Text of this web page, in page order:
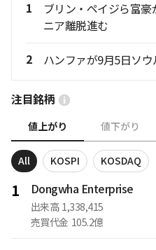
1
ブリン・ペイジら富
ニア離脱進む
2 ハンファが9月5日ソ
注目銘柄
値上がり 値下がり
All KOSPI KOSDAQ
1 Dongwha Enterprise
出来高 1,338,415
売買代金 105.2億